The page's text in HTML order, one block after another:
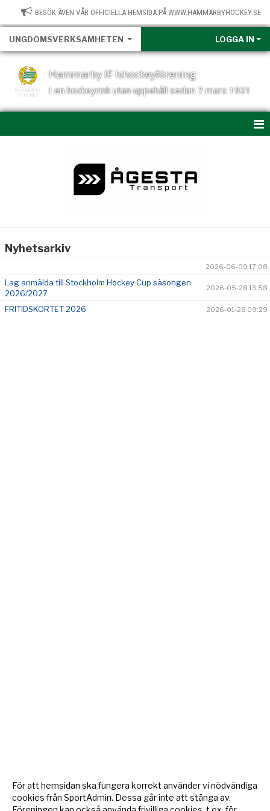
BESÖK ÄVEN VÅR OFFICIELLA HEMSIDA PÅ WWW.HAMMARBYHOCKEY.SE
UNGDOMSVERKSAMHETEN LOGGA IN
Hammarby IF Ishockeyförening
I en hockeyrink utan uppehåll sedan 7 mars 1921
UNGDOMSVERKSAMHETEN
UNGDOMSRÅDET
KONTAKT
Nyhetsarkiv
2026-06-09 17:08
Lag anmälda till Stockholm Hockey Cup säsongen
2026/2027
2026-05-28 13:58
FRITIDSKORTET 2026 2026-01-28 09:29
För att hemsidan ska fungera korrekt använder vi nödvändiga
cookies från SportAdmin. Dessa går inte att stänga av.